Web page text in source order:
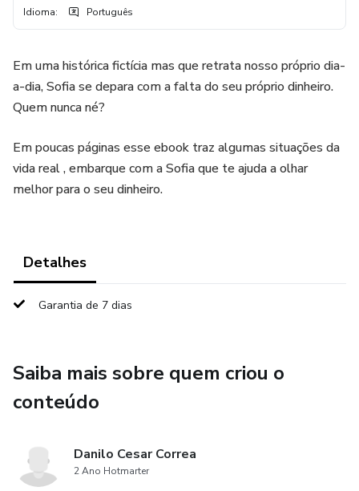
Idioma: Português
Em uma histórica fictícia mas que retrata nosso próprio dia-
a-dia, Sofia se depara com a falta do seu próprio dinheiro.
Quem nunca né?
Em poucas páginas esse ebook traz algumas situações da
vida real , embarque com a Sofia que te ajuda a olhar
melhor para o seu dinheiro.
Detalhes
Garantia de 7 dias
Saiba mais sobre quem criou o
conteúdo
Danilo Cesar Correa
2 Ano Hotmarter